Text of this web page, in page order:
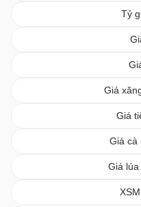
Tỷ
Giá
Giá
Giá cà
Giá